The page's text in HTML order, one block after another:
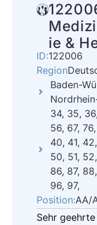
ie &
ID:122006
Region
Baden-
34, 35,
56, 67,
40, 41,
50, 51,
86, 87,
96, 97,
Position:AA/
Sehr